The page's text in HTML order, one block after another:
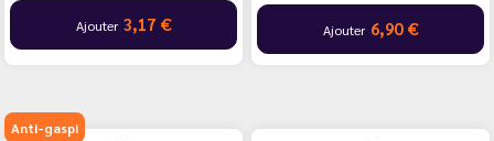
Ajouter 3,17 € Ajouter 6,90 €
Anti-gaspi